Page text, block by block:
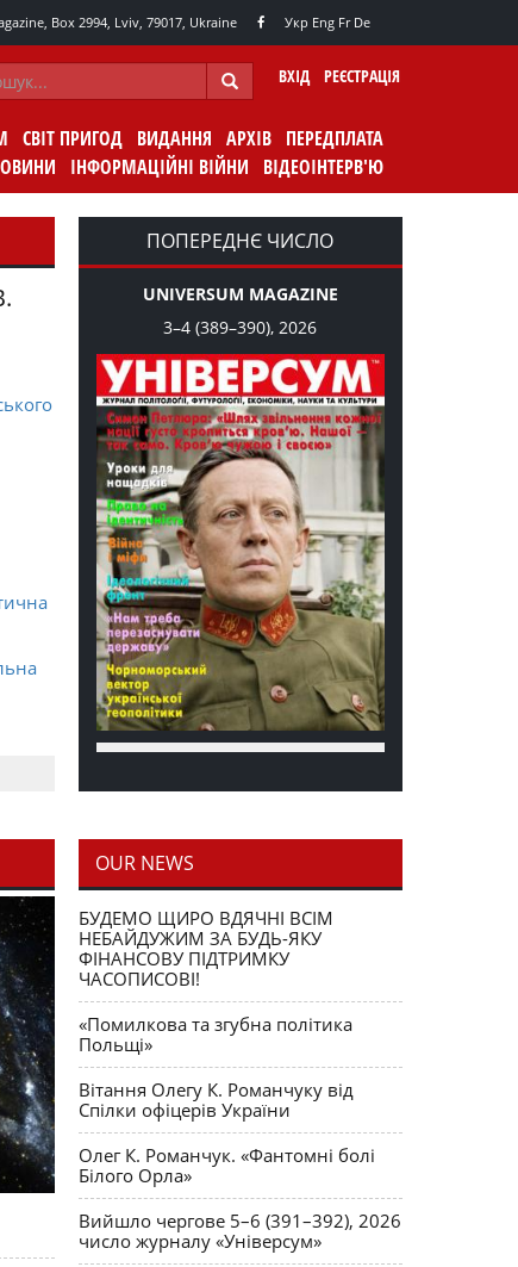
Box 2994, Lviv, 79017, Ukraine Укр Eng Fr De
ВХІД РЕЄСТРАЦІЯ
СВІТ ПРИГОД ВИДАННЯ АРХІВ ПЕРЕДПЛАТА
ІНФОРМАЦІЙНІ ВІЙНИ ВІДЕОІНТЕРВ'Ю
ПОПЕРЕДНЄ ЧИСЛО
UNIVERSUM MAGAZINE
3–4 (389–390), 2026
OUR NEWS
БУДЕМО ЩИРО ВДЯЧНІ ВСІМ
НЕБАЙДУЖИМ ЗА БУДЬ-ЯКУ
ФІНАНСОВУ ПІДТРИМКУ
ЧАСОПИСОВІ!
«Помилкова та згубна політика
Польщі»
Вітання Олегу К. Романчуку від
Спілки офіцерів України
Олег К. Романчук. «Фантомні болі
Білого Орла»
Вийшло чергове 5–6 (391–392), 2026
число журналу «Універсум»